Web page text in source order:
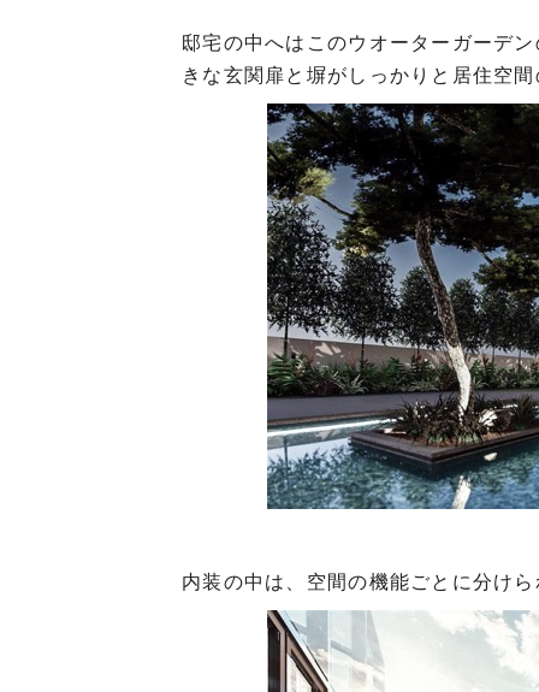
邸宅の中へはこのウオーターガーデ
きな玄関扉と塀がしっかりと居住空
内装の中は、空間の機能ごとに分け